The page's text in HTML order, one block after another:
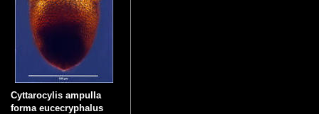
Cyttarocylis ampulla
forma eucecryphalus